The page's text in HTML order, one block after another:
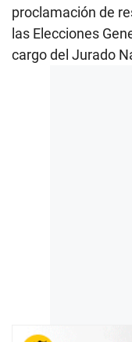
proclamación de
las Elecciones
cargo del Jurado